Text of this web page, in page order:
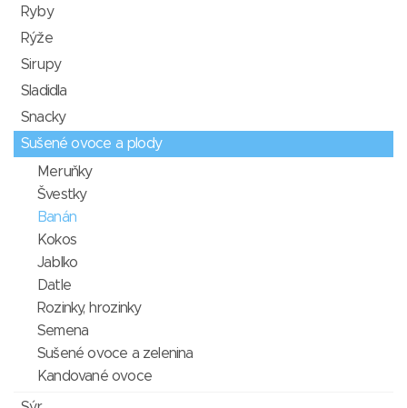
Ryby
Rýže
Sirupy
Sladidla
Snacky
Sušené ovoce a plody
Meruňky
Švestky
Banán
Kokos
Jablko
Datle
Rozinky, hrozinky
Semena
Sušené ovoce a zelenina
Kandované ovoce